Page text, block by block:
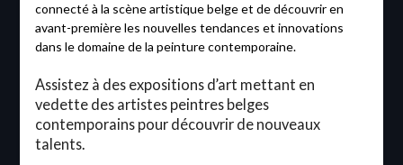
connecté à la scène artistique belge et de découvrir en
avant-première les nouvelles tendances et innovations
dans le domaine de la peinture contemporaine.
Assistez à des expositions d’art mettant en
vedette des artistes peintres belges
contemporains pour découvrir de nouveaux
talents.